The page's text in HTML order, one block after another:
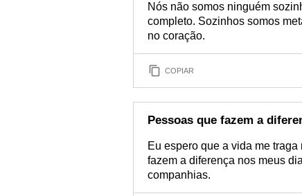
Nós não somos ninguém
completo. Sozinhos somos
no coração.
COPIAR
Pessoas que fazem a
Eu espero que a vida me
fazem a diferença nos meus
companhias.